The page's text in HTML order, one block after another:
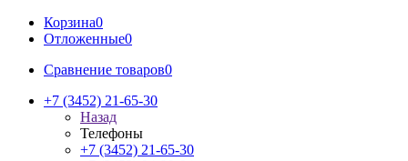
Корзина0
Отложенные0
Сравнение товаров0
+7 (3452) 21-65-30
Назад
Телефоны
+7 (3452) 21-65-30